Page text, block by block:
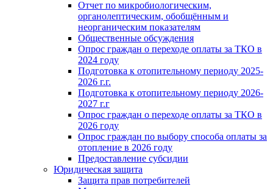
Отчет по микробиологическим,
органолептическим, обобщённым и
неорганическим показателям
Общественные обсуждения
Опрос граждан о переходе оплаты за ТКО в
2024 году
Подготовка к отопительному периоду 2025-
2026 г.г.
Подготовка к отопительному периоду 2026-
2027 г.г
Опрос граждан о переходе оплаты за ТКО в
2026 году
Опрос граждан по выбору способа оплаты за
отопление в 2026 году
Предоставление субсидии
Юридическая защита
Защита прав потребителей